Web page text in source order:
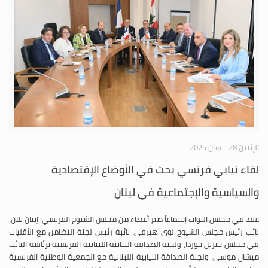
لقاء نيابي فرنسي بحث في الأوضاع الإقتصادية
والسياسية والإجتماعية في لبنان
عقد في مجلس النواب إجتماعاً ضم أعضاء من مجلس الشيوخ الفرنسي: إتيان بلان،
نائب رئيس مجلس الشيوخ لوي هيرفي، نائبة رئيس لجنة التضامن مع الأقليات
في مجلس جيزيل جوردا، ولجنة الصداقة النيابية اللبنانية الفرنسية برئاسة النائب
ميشال موسى، ولجنة الصداقة النيابية اللبنانية مع الجمعية الوطنية الفرنسية
برئاسة النائب سيمون أبي رميا، ورئيس لجنة الشؤون الخارجية النائب فادي علامة.
الإثنين 27 آذار 2023
النائب ميشال موسى مثل الرئيس نبيه بري في إحتفال
(50 عاماً من التعاون والصداقة بين مجلس النواب اللبناني